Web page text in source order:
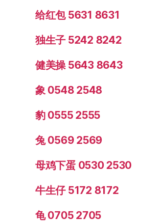
给红包 5631 8631
独生子 5242 8242
健美操 5643 8643
象 0548 2548
豹 0555 2555
兔 0569 2569
母鸡下蛋 0530 2530
牛生仔 5172 8172
龟 0705 2705